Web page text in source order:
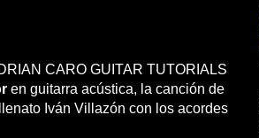
CARO GUITAR TUTORIALS
en guitarra acústica, la canción de
Iván Villazón con los acordes